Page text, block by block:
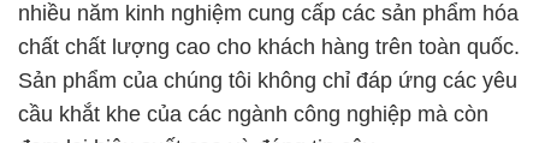
nhiều năm kinh nghiệm cung cấp các sản phẩm hóa
chất chất lượng cao cho khách hàng trên toàn quốc.
Sản phẩm của chúng tôi không chỉ đáp ứng các yêu
cầu khắt khe của các ngành công nghiệp mà còn